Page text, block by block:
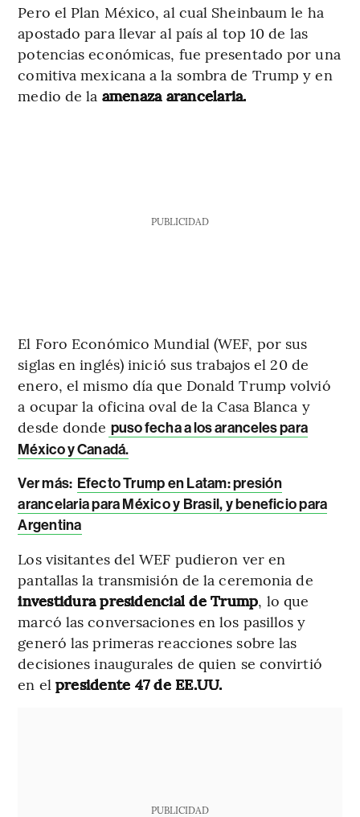
Pero el Plan México, al cual Sheinbaum le ha
apostado para llevar al país al top 10 de las
potencias económicas, fue presentado por una
comitiva mexicana a la sombra de Trump y en
medio de la amenaza arancelaria.
PUBLICIDAD
El Foro Económico Mundial (WEF, por sus
siglas en inglés) inició sus trabajos el 20 de
enero, el mismo día que Donald Trump volvió
a ocupar la oficina oval de la Casa Blanca y
desde donde puso fecha a los aranceles para
México y Canadá.
Ver más: Efecto Trump en Latam: presión
arancelaria para México y Brasil, y beneficio para
Argentina
Los visitantes del WEF pudieron ver en
pantallas la transmisión de la ceremonia de
investidura presidencial de Trump, lo que
marcó las conversaciones en los pasillos y
generó las primeras reacciones sobre las
decisiones inaugurales de quien se convirtió
en el presidente 47 de EE.UU.
PUBLICIDAD